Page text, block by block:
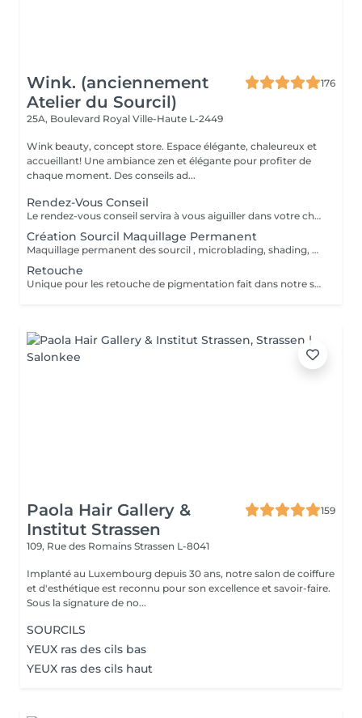
Wink. (anciennement
Atelier du Sourcil)
176
25A, Boulevard Royal Ville-Haute L-2449
Wink beauty, concept store. Espace élégante, chaleureux et
accueillant! Une ambiance zen et élégante pour profiter de
chaque moment. Des conseils ad...
Rendez-Vous Conseil
Le rendez-vous conseil servira à vous aiguiller dans votre choix, confirmer vos souhaits et vous accompagner dans cette démarche, notamment sur le maquillage permanent.
Création Sourcil Maquillage Permanent
Maquillage permanent des sourcil , microblading, shading, powder ou mixte . Avant de prendre cette prestation il est impératif de prendre un rdv conseil .
Retouche
Unique pour les retouche de pigmentation fait dans notre shop Wink. Pour les service exécuter dans un autre institut prendre un rdv conseille.
Paola Hair Gallery &
Institut Strassen
159
109, Rue des Romains Strassen L-8041
Implanté au Luxembourg depuis 30 ans, notre salon de coiffure
et d'esthétique est reconnu pour son excellence et savoir-faire.
Sous la signature de no...
SOURCILS
YEUX ras des cils bas
YEUX ras des cils haut